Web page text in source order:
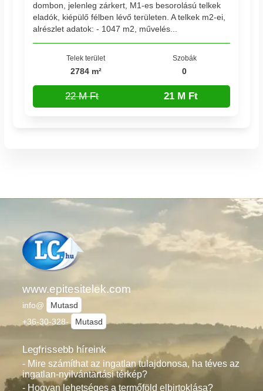
dombon, jelenleg zárkert, M1-es besorolású telkek
eladók, kiépülő félben lévő területen. A telkek m2-ei,
alrészlet adatok: - 1047 m2, művelés...
Telek terület
2784 m²
Szobák
0
22 M Ft 21 M Ft
www.epitesitelek.com
info@
Mutasd
+36-30-328-
Mutasd
Legfrissebb híreink
- Mire számíthat az ingatlan tulajdonosa, ha téves az
ingatlan-nyilvántartási térkép?
- Hogyan lehetséges a termőföld elbirtoklása?